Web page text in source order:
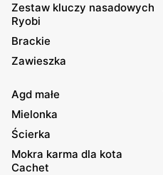
Zestaw kluczy nasadowych
Ryobi
Brackie
Zawieszka
Agd małe
Mielonka
Ścierka
Mokra karma dla kota
Cachet